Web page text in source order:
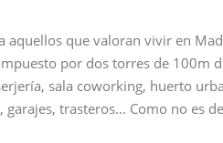
aquellos que valoran vivir en
por dos torres de 100m
sala coworking, huerto
trasteros… Como no es